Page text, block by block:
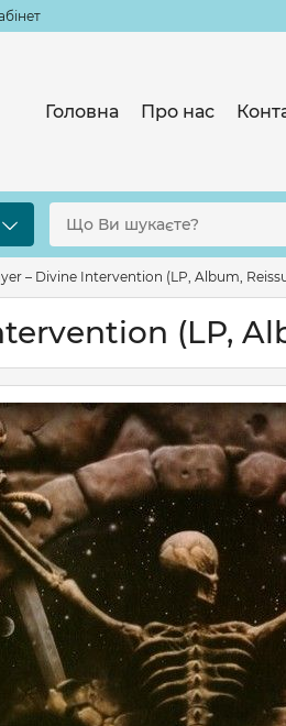
Головна Про нас
– Divine Intervention (LP, Album,
(LP,